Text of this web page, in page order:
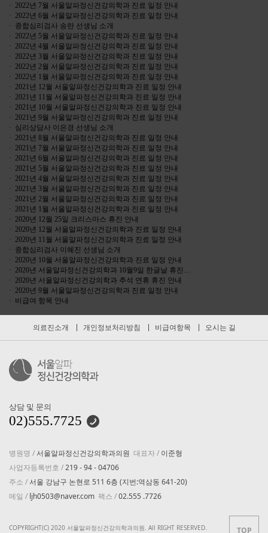
· 2022년 7월 서울알파정신건강의학과 진료 일정 안내
· 2022년 6월 서울알파정신건강의학과 진료 일정 안내
· 종합심리검사 송란 선생님 소개
· 2022년 5월 서울알파정신건강의학과 진료 일정 안내
· 2022년 4월 서울알파정신건강의학과 진료 일정 안내
· 2022년 3월 서울알파정신건강의학과 진료 일정 안내
· 2022년 2월 서울알파정신건강의학과 진료 일정 안내
· 2022년 1월 서울알파정신건강의학과 진료 일정 안내
· 2021년 12월 서울알파정신건강의학과 진료 일정 안내
· 2021년 11월 서울알파정신건강의학과 진료 일정 안내
· 2021년 10월 서울알파정신건강의학과 진료 일정 안내
· 2021년 9월 서울알파정신건강의학과 진료 일정 안내
· 심리상담사 이은경 선생님 소개
· 2021년 8월 서울알파정신건강의학과 진료 일정 안내
· 2021년 7월 서울알파정신건강의학과 진료 일정 안내
· 2021년 6월 서울알파정신건강의학과 진료 일정 안내
· 2021년 5월 서울알파정신건강의학과 진료 일정 안내
· 2021년 4월 서울알파정신건강의학과 진료 일정 안내
· 2021년 3월 서울알파정신건강의학과 진료 일정 안내
· 2021년 2월 서울알파정신건강의학과 진료 일정 안내
· 2021년 1월 서울알파정신건강의학과 진료 일정 안내
· 2020년 12월 25일 크리스마스 휴진 안내
· 2020년 12월 서울알파정신건강의학과 진료 일정 안내
· 2020년 11월 서울알파정신건강의학과 진료 일정 안내
· 종합심리검사 이혜진 선생님 소개
· 2020년 10월 서울알파정신건강의학과 진료 일정 안내
· 2020년 서울알파정신건강의학과 10월9일 한글날 휴진…
· 2020년 서울알파정신건강의학과 추석 연휴 휴진 안내
· 2020년 9월 서울알파정신건강의학과 진료 일정 안내
· 비급여 항목 안내
의료진소개 개인정보처리방침 비급여항목 오시는 길
상담 및 문의
02)555.7725
병원명 / 서울알파정신건강의학과의원 대표자 / 이준형
사업자등록번호 /219 - 94 - 04706
주소 / 서울 강남구 논현로 511 6층 (지번:역삼동 641-20)
메일 / ljh0503@naver.com 팩스 /02.555 .7726
COPYRIGHT(C) 2020 서울알파정신건강의학과의원. All RIGHT RESERVED. TOP